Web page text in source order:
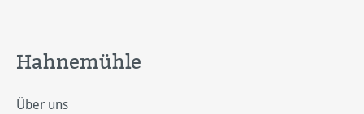
Hahnemühle
Über uns